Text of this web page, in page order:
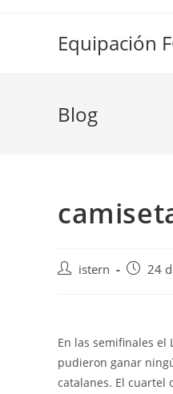
Equipación
Blog
Autoristern 24
En las semifinales
pudieron ganar
catalanes. El cuartel